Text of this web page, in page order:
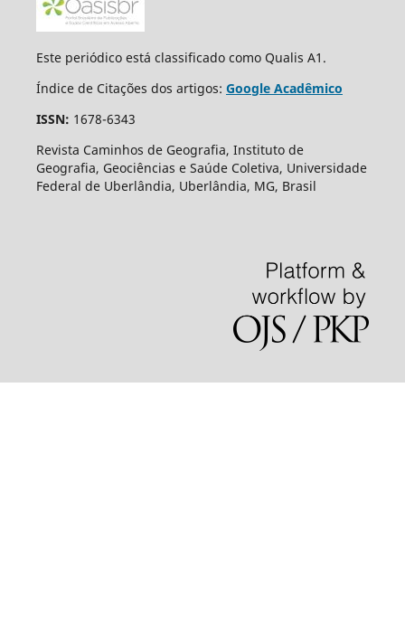
Este periódico está classificado como Qualis A1.
Índice de Citações dos artigos: Google Acadêmico
ISSN: 1678-6343
Revista Caminhos de Geografia, Instituto de
Geografia, Geociências e Saúde Coletiva, Universidade
Federal de Uberlândia, Uberlândia, MG, Brasil